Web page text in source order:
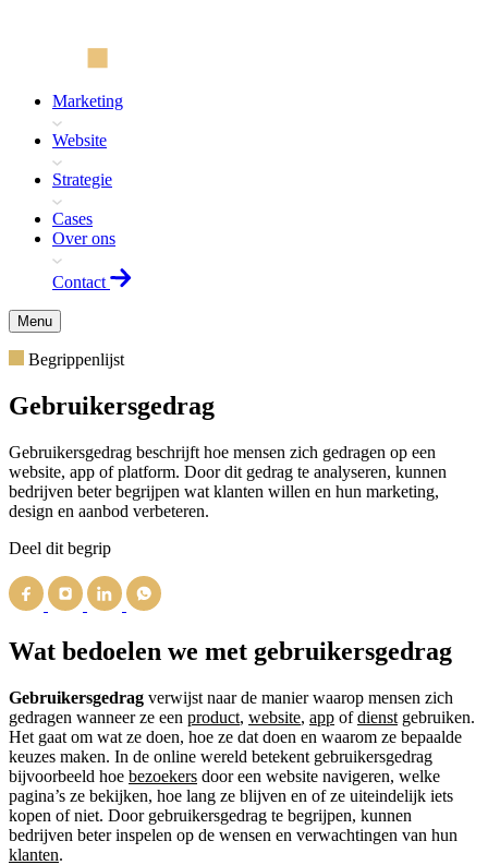
Marketing
Website
Strategie
Cases
Over ons
Contact
Menu
Begrippenlijst
Gebruikersgedrag
Gebruikersgedrag beschrijft hoe mensen zich gedragen op een
website, app of platform. Door dit gedrag te analyseren, kunnen
bedrijven beter begrijpen wat klanten willen en hun marketing,
design en aanbod verbeteren.
Deel dit begrip
Wat bedoelen we met gebruikersgedrag
Gebruikersgedrag verwijst naar de manier waarop mensen zich
gedragen wanneer ze een product, website, app ofdienst gebruiken.
Het gaat om wat ze doen, hoe ze dat doen en waarom ze bepaalde
keuzes maken. In de online wereld betekent gebruikersgedrag
bijvoorbeeld hoe bezoekers door een website navigeren, welke
pagina’s ze bekijken, hoe lang ze blijven en of ze uiteindelijk iets
kopen of niet. Door gebruikersgedrag te begrijpen, kunnen
bedrijven beter inspelen op de wensen en verwachtingen van hun
klanten.